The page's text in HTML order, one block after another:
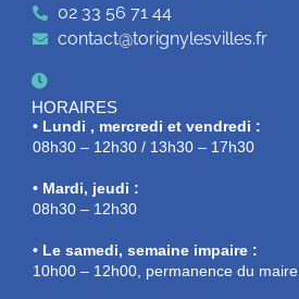
02 33 56 71 44
contact@torignylesvilles.fr
HORAIRES
• Lundi , mercredi et vendredi :
08h30 – 12h30 / 13h30 – 17h30
• Mardi, jeudi :
08h30 – 12h30
• Le samedi, semaine impaire :
10h00 – 12h00, permanence du maire.